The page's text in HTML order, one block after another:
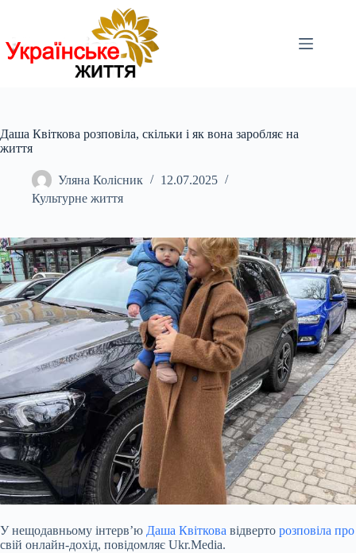
Даша Квіткова розповіла, скільки і як вона заробляє на
життя
Уляна Колісник
12.07.2025
Культурне життя
У нещодавньому інтерв’ю Даша Квіткова відверто розповіла про
свій онлайн-дохід, повідомляє Ukr.Media.